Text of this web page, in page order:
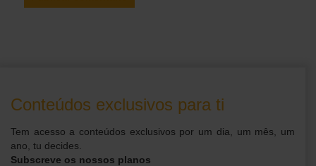
Conteúdos exclusivos para ti
Tem acesso a conteúdos exclusivos por um dia, um mês, um
ano, tu decides.
Subscreve os nossos planos